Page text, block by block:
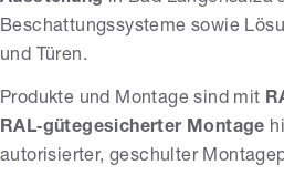
Beschattungssysteme sowie
und Türen.
Produkte und Montage sind mit
RAL‑gütegesicherter Montage
autorisierter, geschulter